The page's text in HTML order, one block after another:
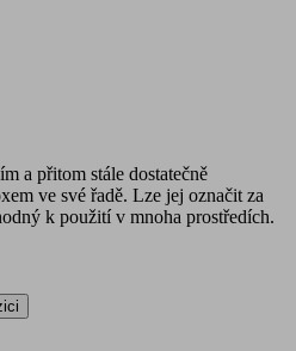
a přitom stále dostatečně
ve své řadě. Lze jej označit za
k použití v mnoha prostředích.